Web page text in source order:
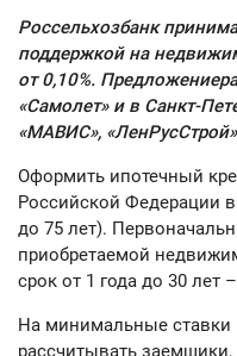
Россельхозбанк
поддержкой на
от0,10%.Предложение
«Самолет» и в Санкт-
«МАВИС», «ЛенРусСтрой
Оформить ипотечный
Российской Федерации в
до 75 лет).
приобретаемой
срок от 1 года до 30 лет
На минимальныеставки
рассчитывать заемщики,